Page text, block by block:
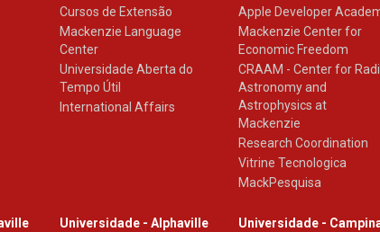
Cursos de Extensão
Mackenzie Language
Center
Universidade Aberta do
Tempo Útil
International Affairs
Apple Developer
Mackenzie Center for
Economic Freedom
CRAAM - Center for
Astronomy and
Astrophysics at
Mackenzie
Research Coordination
Vitrine Tecnologica
MackPesquisa
Universidade - Alphaville
Universidade -